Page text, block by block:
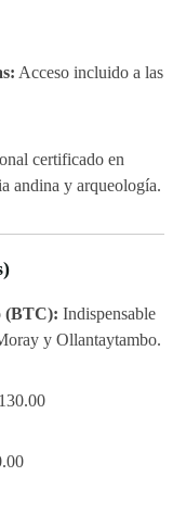
Acceso incluido a las
certificado en
andina y arqueología.
(BTC): Indispensable
y Ollantaytambo.